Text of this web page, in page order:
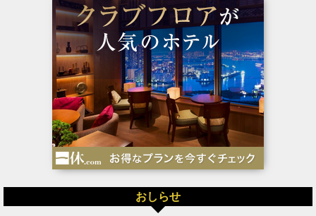
おしらせ